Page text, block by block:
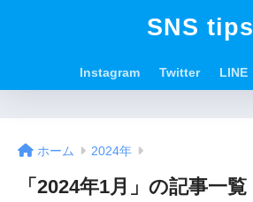
SNS tips
Instagram Twitter LINE
ホーム 2024年
「2024年1月」の記事一覧